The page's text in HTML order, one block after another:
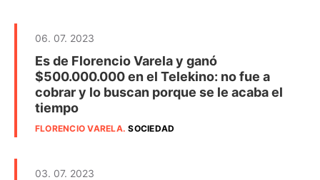
06. 07. 2023
Es de Florencio Varela y ganó
$500.000.000 en el Telekino: no fue a
cobrar y lo buscan porque se le acaba el
tiempo
FLORENCIO VARELA.SOCIEDAD
03. 07. 2023